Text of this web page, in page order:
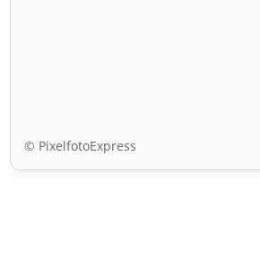
© PixelfotoExpress